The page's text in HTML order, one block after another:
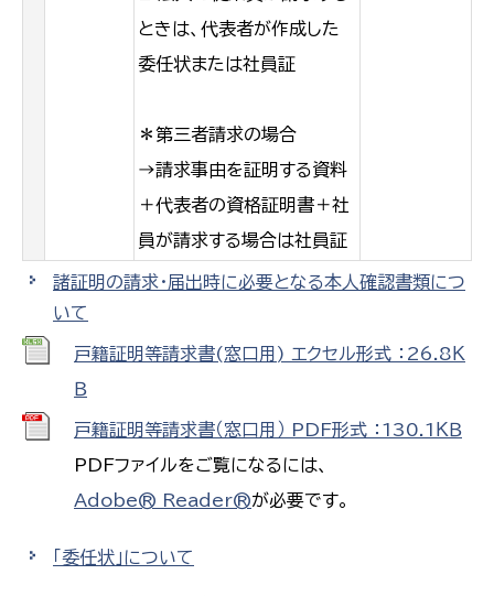
ときは、代表者が作成した
委任状または社員証
＊第三者請求の場合
→請求事由を証明する資料
＋代表者の資格証明書＋社
員が請求する場合は社員証
諸証明の請求・届出時に必要となる本人確認書類につ
いて
戸籍証明等請求書(窓口用) エクセル形式 ：26.8Ｋ
Ｂ
戸籍証明等請求書（窓口用） PDF形式 ：130.1ＫＢ
PDFファイルをご覧になるには、
Adobe® Reader®が必要です。
「委任状」について